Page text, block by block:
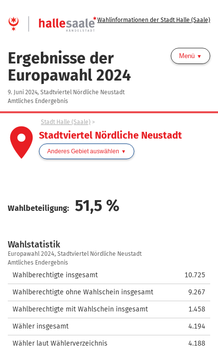
Wahlinformationen der Stadt Halle (Saale)
Ergebnisse der
Europawahl 2024
9. Juni 2024, Stadtviertel Nördliche Neustadt
Amtliches Endergebnis
Menü
place
Stadt Halle (Saale)
Stadtviertel Nördliche Neustadt
Anderes Gebiet auswählen
Wahlbeteiligung: 51,5 %
Wahlstatistik
Wahlstatistik
Europawahl 2024, Stadtviertel Nördliche Neustadt
Amtliches Endergebnis
Wahlberechtigte insgesamt 10.725
Wahlberechtigte ohne Wahlschein insgesamt 9.267
Wahlberechtigte mit Wahlschein insgesamt 1.458
Wähler insgesamt 4.194
Wähler laut Wählerverzeichnis 4.188